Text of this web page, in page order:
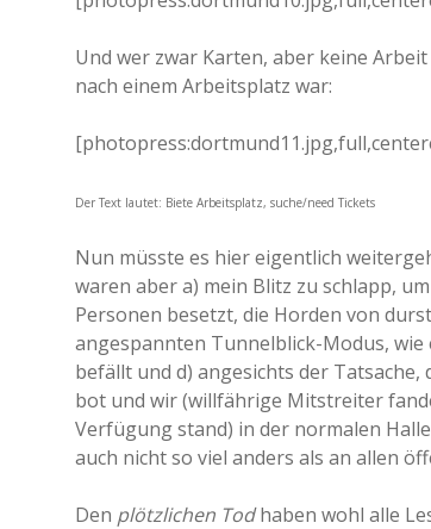
Und wer zwar Karten, aber keine
nach einem Arbeitsplatz war:
Der Text lautet: Biete Arbeitsplatz, suche/need Tickets
Nun müsste es hier eigentlich
waren aber a) mein Blitz zu schlapp,
Personen besetzt, die Horden von
angespannten Tunnelblick-Modus,
befällt und d) angesichts der
bot und wir (willfährige Mitstreiter
Verfügung stand) in der normalen
auch nicht so viel anders als an allen
Den plötzlichen Todhaben wohl alle